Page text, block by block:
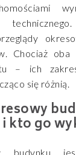
Chociaż
– ich
się różnią.
kto go
budynku